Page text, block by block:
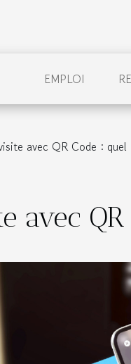
EMPLOI
avec QR Code :
avec